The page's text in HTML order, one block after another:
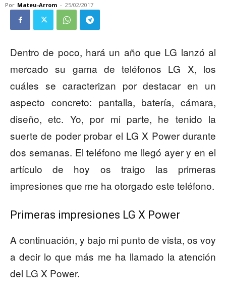
Por Mateu-Arrom - 25/02/2017
Dentro de poco, hará un año que LG lanzó al
mercado su gama de teléfonos LG X, los
cuáles se caracterizan por destacar en un
aspecto concreto: pantalla, batería, cámara,
diseño, etc. Yo, por mi parte, he tenido la
suerte de poder probar el LG X Power durante
dos semanas. El teléfono me llegó ayer y en el
artículo de hoy os traigo las primeras
impresiones que me ha otorgado este teléfono.
Primeras impresiones LG X Power
A continuación, y bajo mi punto de vista, os voy
a decir lo que más me ha llamado la atención
del LG X Power.